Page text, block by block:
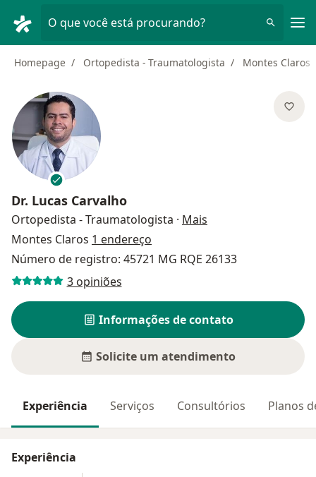
O que você está procurando?
Homepage Ortopedista - Traumatologista Montes Claros
Dr. Lucas Carvalho
Ortopedista - Traumatologista · Mais
Montes Claros 1 endereço
Número de registro: 45721 MG RQE 26133
3 opiniões
Informações de contato
Solicite um atendimento
Experiência Serviços Consultórios Planos
Experiência